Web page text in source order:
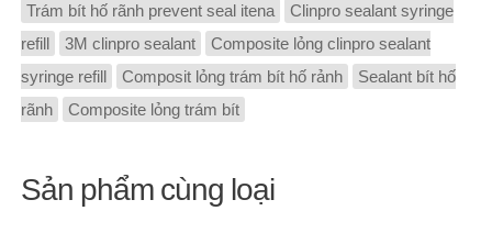
Trám bít hố rãnh prevent seal itena
Clinpro sealant syringe
refill
3M clinpro sealant
Composite lỏng clinpro sealant
syringe refill
Composit lỏng trám bít hố rảnh
Sealant bít hố
rãnh
Composite lỏng trám bít
Sản phẩm cùng loại